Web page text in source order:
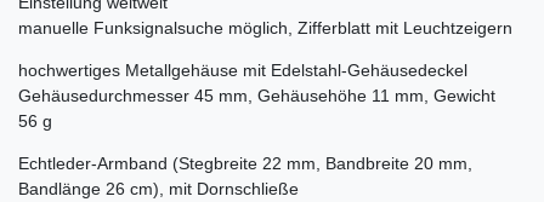
manuelle Funksignalsuche möglich, Zifferblatt mit Leuchtzeigern
hochwertiges Metallgehäuse mit Edelstahl-Gehäusedeckel
Gehäusedurchmesser 45 mm, Gehäusehöhe 11 mm, Gewicht
56 g
Echtleder-Armband (Stegbreite 22 mm, Bandbreite 20 mm,
Bandlänge 26 cm), mit Dornschließe